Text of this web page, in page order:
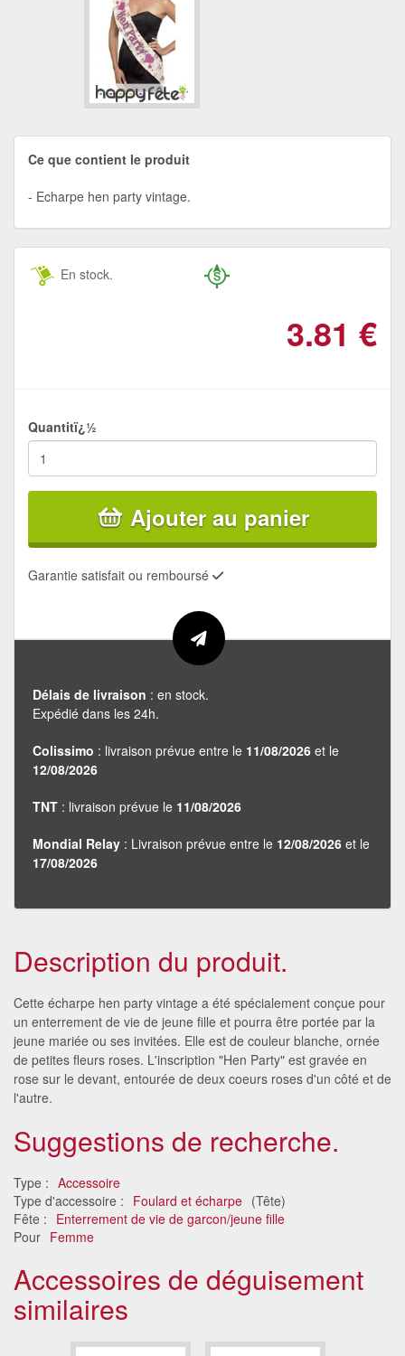
Ce que contient le produit
Echarpe hen party vintage.
En stock.
3.81 €
Quantitï¿½
Ajouter au panier
Garantie satisfait ou remboursé
Délais de livraison : en stock.
Expédié dans les 24h.
Colissimo : livraison prévue entre le 11/08/2026 et le
12/08/2026
TNT : livraison prévue le 11/08/2026
Mondial Relay : Livraison prévue entre le 12/08/2026 et le
17/08/2026
Description du produit.
Cette écharpe hen party vintage a été spécialement conçue pour
un enterrement de vie de jeune fille et pourra être portée par la
jeune mariée ou ses invitées. Elle est de couleur blanche, ornée
de petites fleurs roses. L'inscription "Hen Party" est gravée en
rose sur le devant, entourée de deux coeurs roses d'un côté et de
l'autre.
Suggestions de recherche.
Type : Accessoire
Type d'accessoire : Foulard et écharpe (Tête)
Fête : Enterrement de vie de garcon/jeune fille
Pour Femme
Accessoires de déguisement
similaires